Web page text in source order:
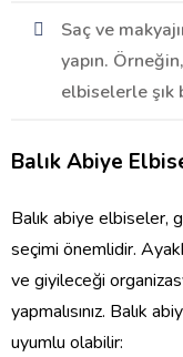
Saç ve
yapın.
elbiselerle
Balık Abiye
Balık abiye elbiseler,
seçimi önemlidir.
ve giyileceği
yapmalısınız. Balık
uyumlu olabilir: